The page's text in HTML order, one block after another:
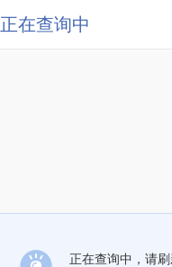
正在查询中
正在查询中，请